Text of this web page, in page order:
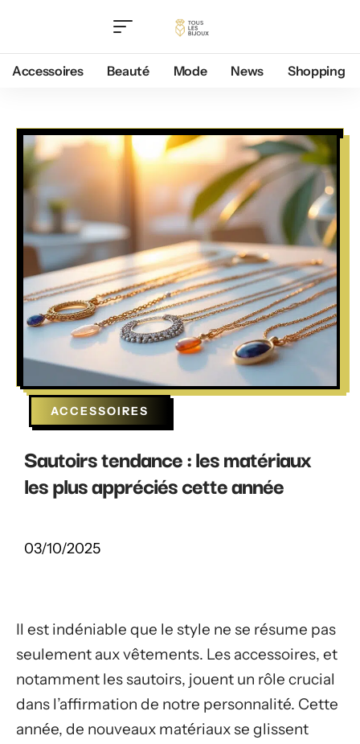
Accessoires Beauté Mode News Shopping
ACCESSOIRES
Sautoirs tendance : les matériaux
les plus appréciés cette année
03/10/2025
Il est indéniable que le style ne se résume pas
seulement aux vêtements. Les accessoires, et
notamment les sautoirs, jouent un rôle crucial
dans l’affirmation de notre personnalité. Cette
année, de nouveaux matériaux se glissent